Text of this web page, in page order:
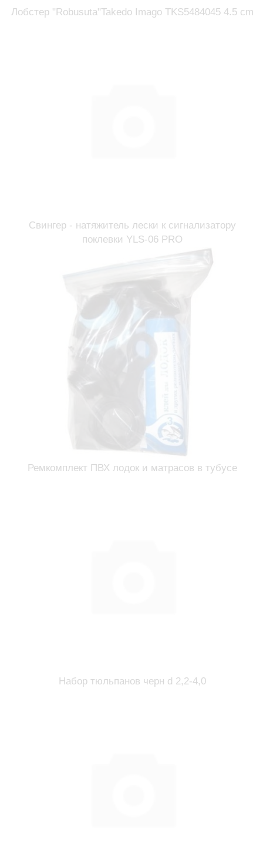
Лобстер "Robusuta"Takedo Imago TKS5484045 4.5 cm
Свингер - натяжитель лески к сигнализатору
поклевки YLS-06 PRO
Ремкомплект ПВХ лодок и матрасов в тубусе
Набор тюльпанов черн d 2,2-4,0